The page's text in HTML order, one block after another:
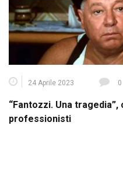
24 Aprile 2023 0
“Fantozzi. Una
professionisti